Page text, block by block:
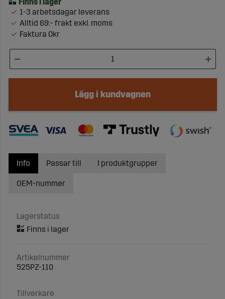
1-3 arbetsdagar leverans
Alltid 69:- frakt exkl. moms
Faktura 0kr
Lägg i kundvagnen
Info
Lagerstatus
Artikelnummer
525PZ-110
Tillverkare
Passar till I produktgrupper
OEM-nummer